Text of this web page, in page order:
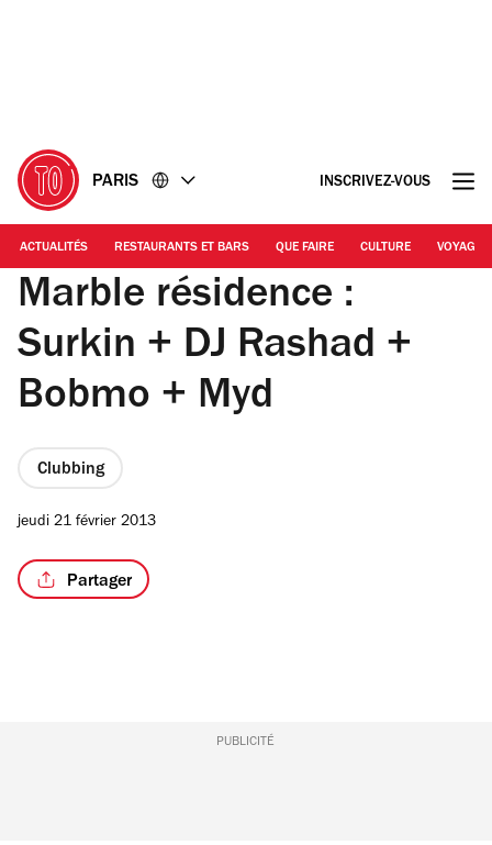
PARIS INSCRIVEZ-VOUS
ACTUALITÉS RESTAURANTS ET BARS QUE FAIRE CULTURE VOYAGE
Marble résidence :
Surkin + DJ Rashad +
Bobmo + Myd
Clubbing
jeudi 21 février 2013
Partager
PUBLICITÉ